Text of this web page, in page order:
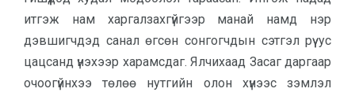
итгэж нам харгалзахгүйгээр манай намд нэр
дэвшигчдэд санал өгсөн сонгогчдын сэтгэл рүү ус
цацсанд үнэхээр харамсдаг. Ялчихаад Засаг даргаар
очоогүйнхээ төлөө нутгийн олон хүнээс зэмлэл